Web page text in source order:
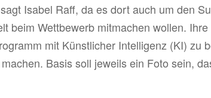
Isabel Raff, da es dort auch um den
beim Wettbewerb mitmachen wollen.
mit Künstlicher Intelligenz (KI) zu
Basis soll jeweils ein Foto sein,